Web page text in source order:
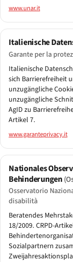
www.unar.it
Italienische
Garante per la
Italienische
sich Barrierefreiheit
unzugängliche
unzugängliche
AgID zu
Artikel 7.
www.garanteprivacy.it
Nationales
Behinderungen
Osservatorio
disabilità
Beratendes
18/2009. CRPD-
Sozialpartnern